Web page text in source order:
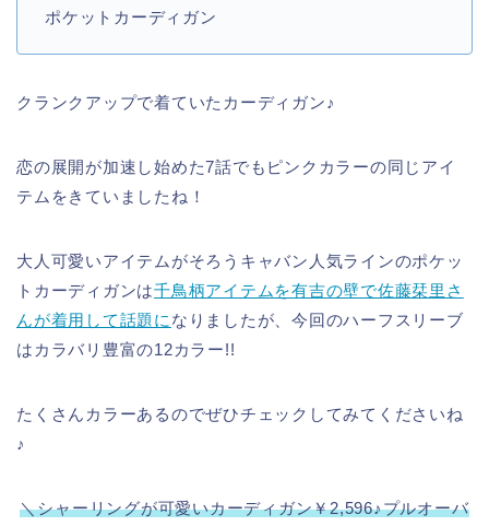
ポケットカーディガン
クランクアップで着ていたカーディガン♪
恋の展開が加速し始めた7話でもピンクカラーの同じアイ
テムをきていましたね！
大人可愛いアイテムがそろうキャバン人気ラインのポケッ
トカーディガンは千鳥柄アイテムを有吉の壁で佐藤栞里さ
んが着用して話題に なりましたが、今回のハーフスリーブ
はカラバリ豊富の12カラー!!
たくさんカラーあるのでぜひチェックしてみてくださいね
♪
＼シャーリングが可愛いカーディガン￥2,596♪プルオーバ